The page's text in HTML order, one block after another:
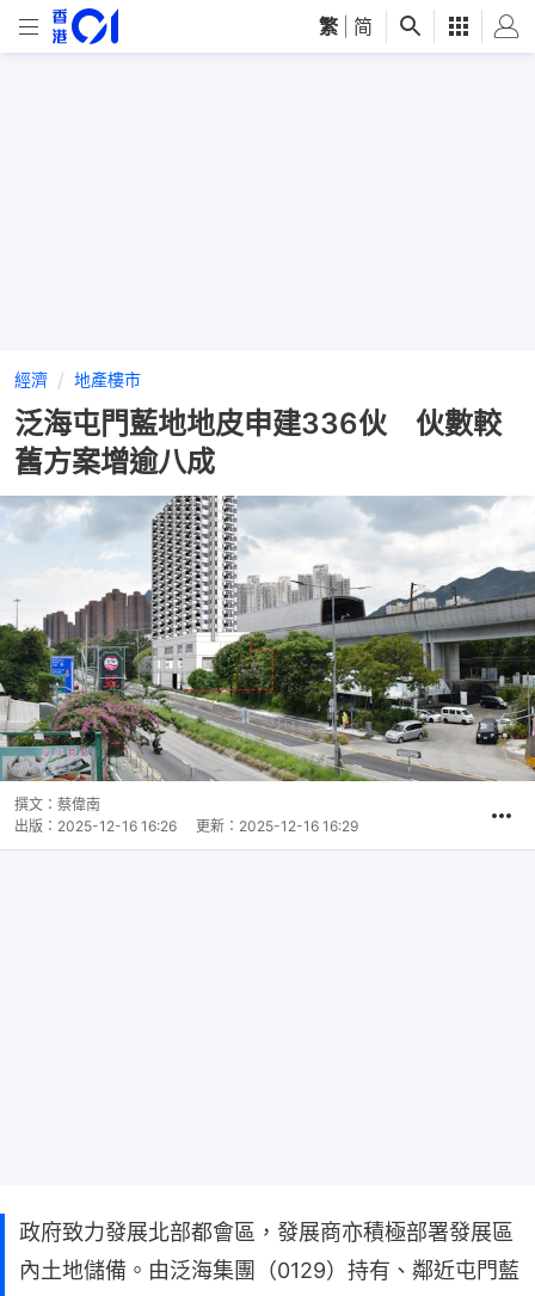
繁 简
經濟 地產樓市
泛海屯門藍地地皮申建336伙 伙數較
舊方案增逾八成
撰文： 蔡偉南
出版： 2025-12-16 16:26 更新： 2025-12-16 16:29
政府致力發展北部都會區，發展商亦積極部署發展區
內土地儲備。由泛海集團（0129）持有、鄰近屯門藍